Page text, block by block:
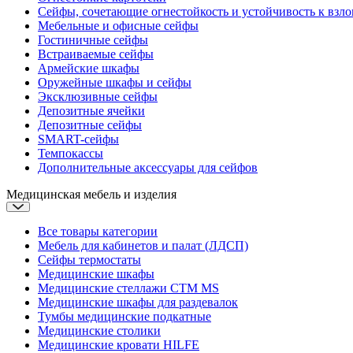
Сейфы, сочетающие огнестойкость и устойчивость к
Мебельные и офисные сейфы
Гостиничные сейфы
Встраиваемые сейфы
Армейские шкафы
Оружейные шкафы и сейфы
Эксклюзивные сейфы
Депозитные ячейки
Депозитные сейфы
SMART-сейфы
Темпокассы
Дополнительные аксессуары для сейфов
Медицинская мебель и изделия
Все товары категории
Мебель для кабинетов и палат (ЛДСП)
Сейфы термостаты
Медицинские шкафы
Медицинские стеллажи CTM MS
Медицинские шкафы для раздевалок
Тумбы медицинские подкатные
Медицинские столики
Медицинские кровати HILFE